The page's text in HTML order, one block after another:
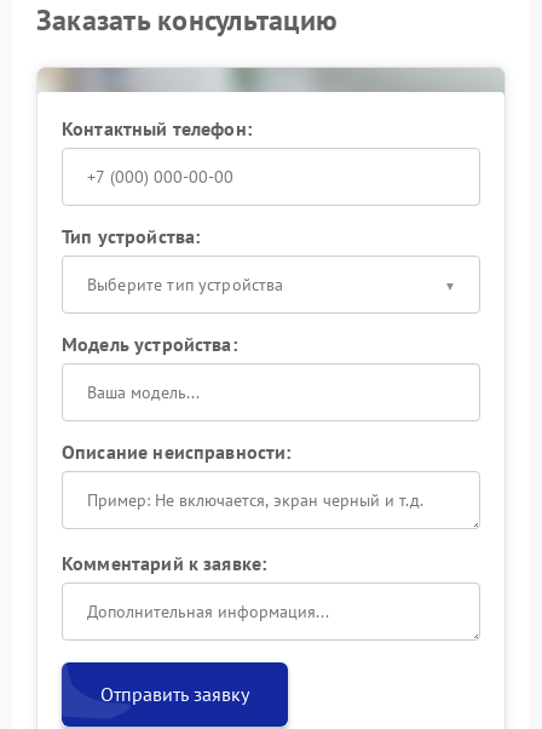
Заказать консультацию
Контактный телефон:
Тип устройства:
Выберите тип устройства
Модель устройства:
Описание неисправности:
Комментарий к заявке:
Отправить заявку